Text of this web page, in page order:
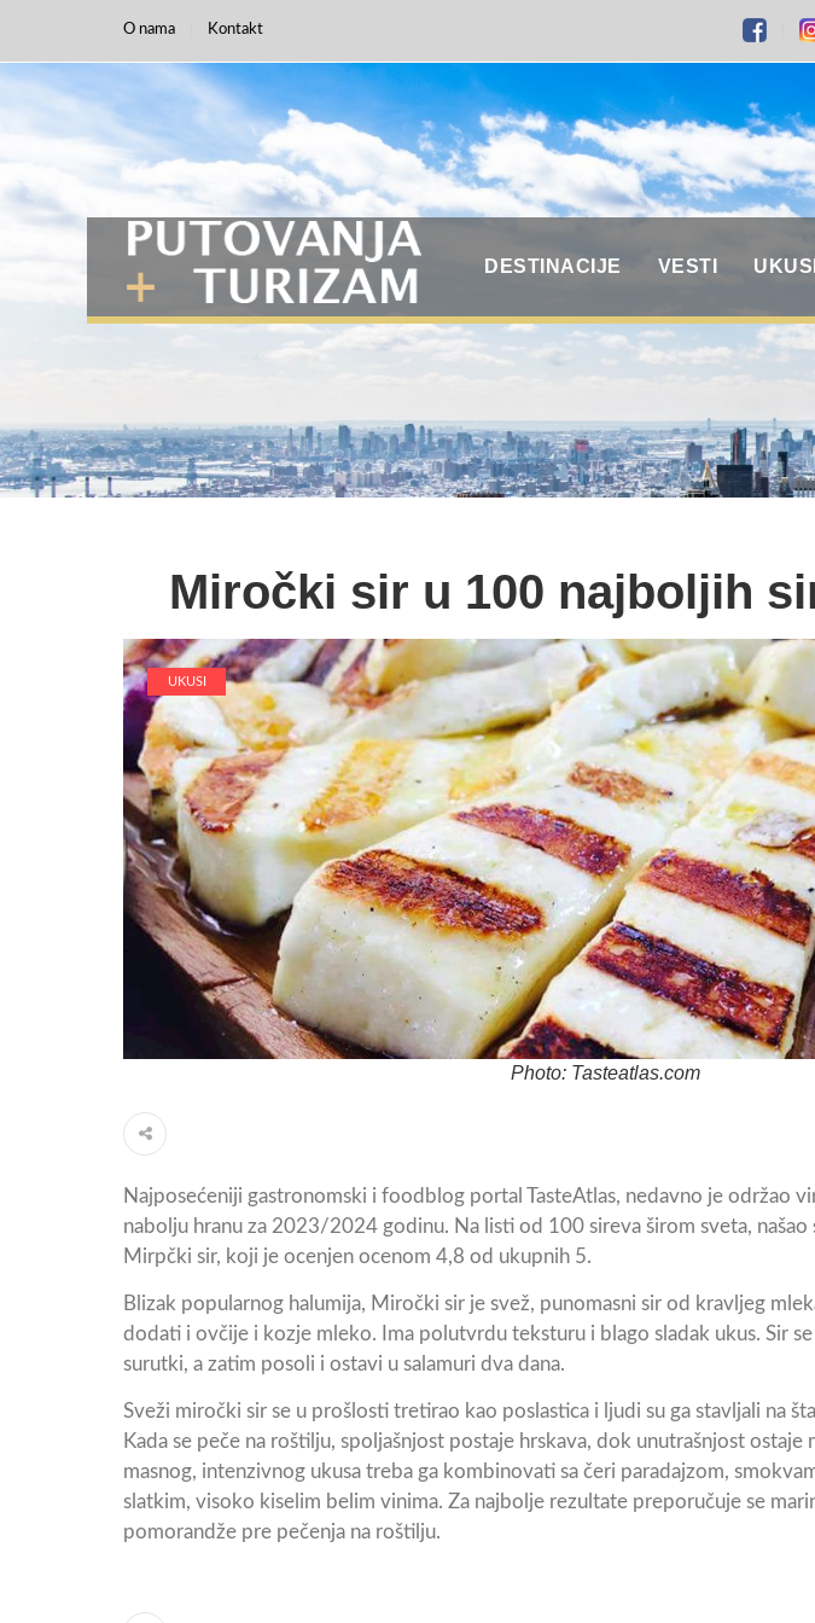
O nama Kontakt
DESTINACIJE VESTI UKUSI
Miročki sir u 100 najboljih
UKUSI
Photo: Tasteatlas.com
Najposećeniji gastronomski i foodblog portal TasteAtlas, nedavno je održao
nabolju hranu za 2023/2024 godinu. Na listi od 100 sireva širom sveta,
Mirpčki sir, koji je ocenjen ocenom 4,8 od ukupnih 5.
Blizak popularnog halumija, Miročki sir je svež, punomasni sir od kravljeg
dodati i ovčije i kozje mleko. Ima polutvrdu teksturu i blago sladak ukus. Sir
surutki, a zatim posoli i ostavi u salamuri dva dana.
Sveži miročki sir se u prošlosti tretirao kao poslastica i ljudi su ga stavljali na
Kada se peče na roštilju, spoljašnjost postaje hrskava, dok unutrašnjost ostaje
masnog, intenzivnog ukusa treba ga kombinovati sa čeri paradajzom,
slatkim, visoko kiselim belim vinima. Za najbolje rezultate preporučuje se
pomorandže pre pečenja na roštilju.